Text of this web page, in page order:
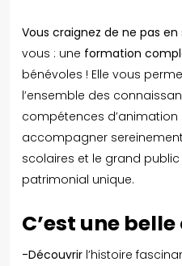
Vous craignez de ne pas en
vous : une formation
bénévoles ! Elle vous
l’ensemble des
compétences
accompagner
scolaires et le grand
patrimonial unique.
C’est une
-Découvrir l’histoire